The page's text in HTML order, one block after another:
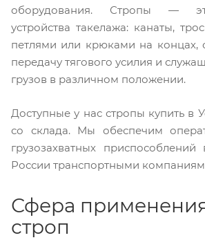
оборудования. Стропы —
устройства такелажа: канаты,
петлями или крюками на концах,
передачу тягового усилия и
грузов в различном положении.
Доступные у нас стропы купить
со склада. Мы обеспечим
грузозахватных
России транспортными
Сфера
строп